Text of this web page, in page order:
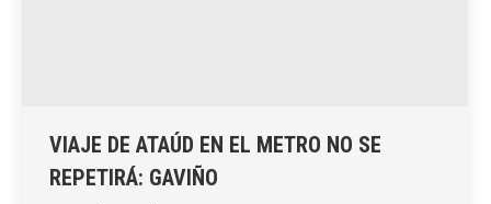
VIAJE DE ATAÚD EN EL METRO NO SE
REPETIRÁ: GAVIÑO